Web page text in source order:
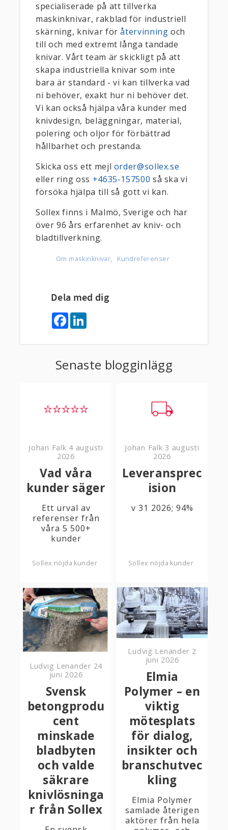
specialiserade på att tillverka
maskinknivar, rakblad för industriell
skärning, knivar föråtervinning och
till och med extremt långa tandade
knivar. Vårt team är skickligt på att
skapa industriella knivar som inte
bara är standard - vi kan tillverka vad
ni behöver, exakt hur ni behöver det.
Vi kan också hjälpa våra kunder med
knivdesign, beläggningar, material,
polering och oljor för förbättrad
hållbarhet och prestanda.
Skicka oss ett mejl order@sollex.se
eller ring oss +4635-157500 så ska vi
försöka hjälpa till så gott vi kan.
Sollex finns i Malmö, Sverige och har
över 96 års erfarenhet av kniv- och
bladtillverkning.
Om maskinknivar Kundreferenser
Dela med dig
F
a
o I
Senaste blogginlägg
Johan Falk 4 augusti
2026
Vad våra
kunder säger
Ett urval av
referenser från
våra 5 500+
kunder
Sollex nöjda kunder
Johan Falk 3 augusti
2026
Leveransprec
ision
v 31 2026; 94%
Sollex nöjda kunder
Ludvig Lenander 24
juni 2026
Svensk
betongprodu
cent
minskade
bladbyten
och valde
säkrare
knivlösninga
r från Sollex
Ludvig Lenander 2
juni 2026
Elmia
Polymer – en
viktig
mötesplats
för dialog,
insikter och
branschutvec
kling
Elmia Polymer
samlade återigen
aktörer från hela